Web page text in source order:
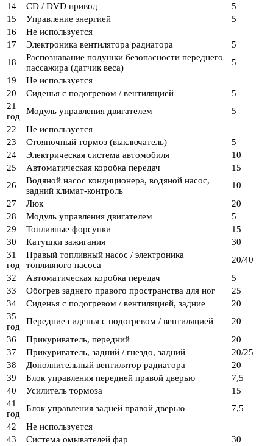
14
CD / DVD привод
5
15
Управление энергией
5
16
Не используется
17
Электроника вентилятора радиатора
5
18
Распознавание подушки безопасности переднего
пассажира (датчик веса)
5
19
Не используется
20
Сиденья с подогревом / вентиляцией
5
21
год
Модуль управления двигателем
5
22
Не используется
23
Стояночный тормоз (выключатель)
5
24
Электрическая система автомобиля
10
25
Автоматическая коробка передач
15
26
Водяной насос кондиционера, водяной насос,
задний климат-контроль
10
27
Люк
20
28
Модуль управления двигателем
5
29
Топливные форсунки
15
30
Катушки зажигания
30
31
год
Правый топливный насос / электроника
топливного насоса
20/40
32
Автоматическая коробка передач
5
33
Обогрев заднего правого пространства для ног
25
34
Сиденья с подогревом / вентиляцией, задние
20
35
год
Передние сиденья с подогревом / вентиляцией
20
36
Прикуриватель, передний
20
37
Прикуриватель, задний / гнездо, задний
20/25
38
Дополнительный вентилятор радиатора
20
39
Блок управления передней правой дверью
7,5
40
Усилитель тормоза
15
41
год
Блок управления задней правой дверью
7,5
42
Не используется
43
Система омывателей фар
30